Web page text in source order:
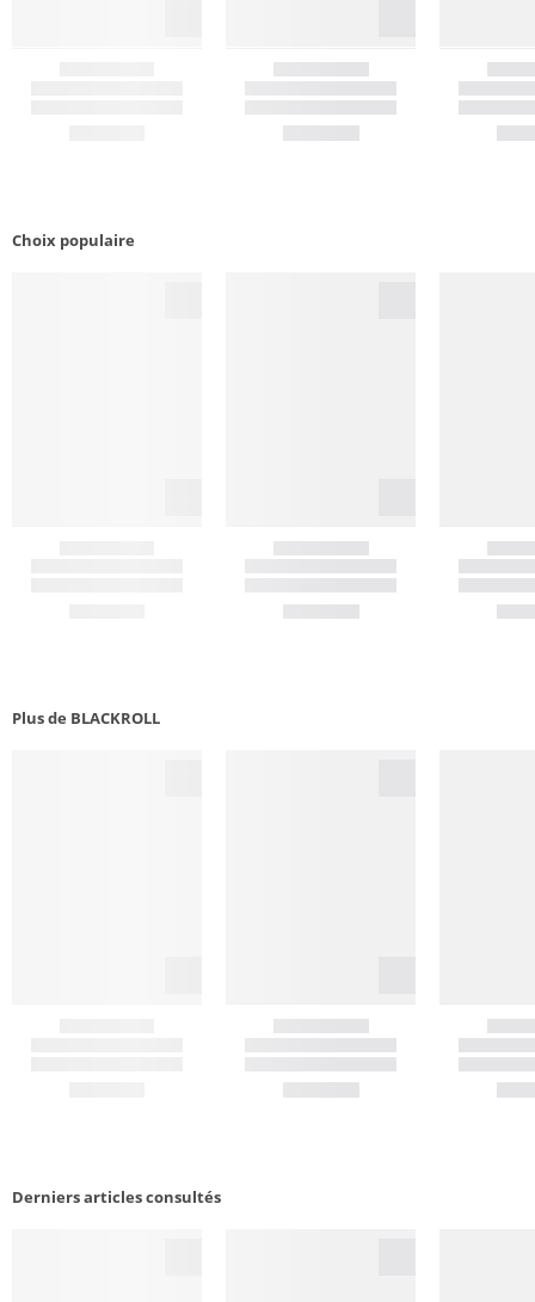
Choix populaire
Plus de BLACKROLL
Derniers articles consultés